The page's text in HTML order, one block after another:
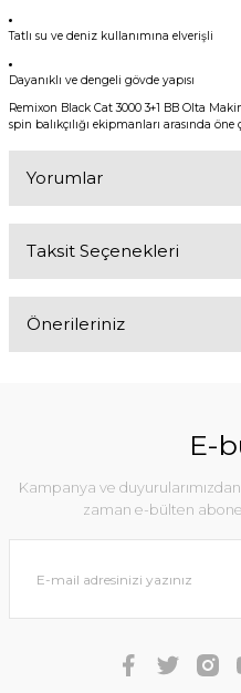
Tatlı su ve deniz kullanımına elverişli
Dayanıklı ve dengeli gövde yapısı
Remixon Black Cat 3000 3+1 BB Olta
spin balıkçılığı ekipmanları arasında
Yorumlar
Taksit Seçenekleri
Önerileriniz
Görüş ve önerileriniz için
Ürün resmi kalitesiz, bozuk
Ürün fiyatı diğer sitelerden daha
Bu ürüne benzer farklı
E-
Kampanya ve
zaman e-bülten